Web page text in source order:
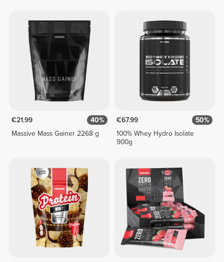
€21.99
40%
Massive Mass Gainer 2268 g
€67.99
50%
100% Whey Hydro Isolate
900g